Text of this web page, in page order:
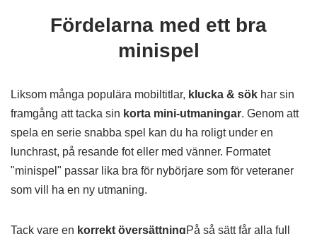
Fördelarna med ett bra
minispel
Liksom många populära mobiltitlar, klucka & sök har sin
framgång att tacka sin korta mini-utmaningar. Genom att
spela en serie snabba spel kan du ha roligt under en
lunchrast, på resande fot eller med vänner. Formatet
"minispel" passar lika bra för nybörjare som för veteraner
som vill ha en ny utmaning.
Tack vare en korrekt översättningPå så sätt får alla full